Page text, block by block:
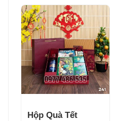
Hộp Quà Tết